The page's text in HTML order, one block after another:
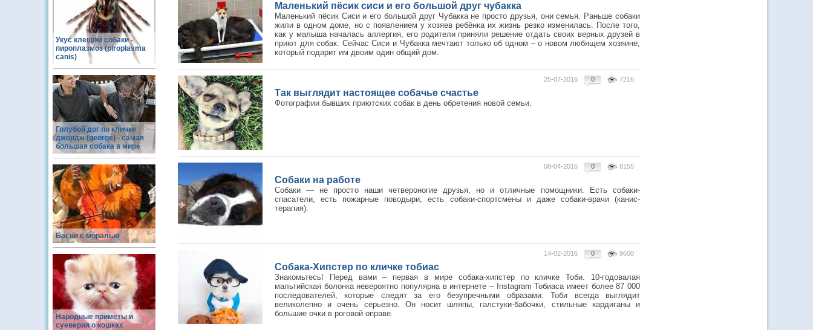
Укус клещом собаки -
пироплазмоз (piroplasma
canis)
Голубой дог по кличке
джордж (george) - самая
большая собака в мире
Басни с моралью
Народные приметы и
суеверия о кошках
Маленький пёсик сиси и его большой друг чубакка
Маленький пёсик Сиси и его большой друг Чубакка не просто друзья, они семья. Раньше собаки
жили в одном доме, но с появлением у хозяев ребёнка их жизнь резко изменилась. После того,
как у малыша началась аллергия, его родители приняли решение отдать своих верных друзей в
приют для собак. Сейчас Сиси и Чубакка мечтают только об одном – о новом любящем хозяине,
который подарит им двоим один общий дом.
7216
0
25-07-2016
Так выглядит настоящее собачье счастье
Фотографии бывших приютских собак в день обретения новой семьи.
8155
0
08-04-2016
Собаки на работе
Собаки — не просто наши четвероногие друзья, но и отличные помощники. Есть собаки-
спасатели, есть пожарные поводыри, есть собаки-спортсмены и даже собаки-врачи (канис-
терапия).
9600
0
14-02-2016
Собака-Хипстер по кличке тобиас
Знакомьтесь! Перед вами – первая в мире собака-хипстер по кличке Тоби. 10-годовалая
мальтийская болонка невероятно популярна в интернете – Instagram Тобиаса имеет более 87 000
последователей, которые следят за его безупречными образами. Тоби всегда выглядит
великолепно и очень серьезно. Он носит шляпы, галстуки-бабочки, стильные кардиганы и
большие очки в роговой оправе.